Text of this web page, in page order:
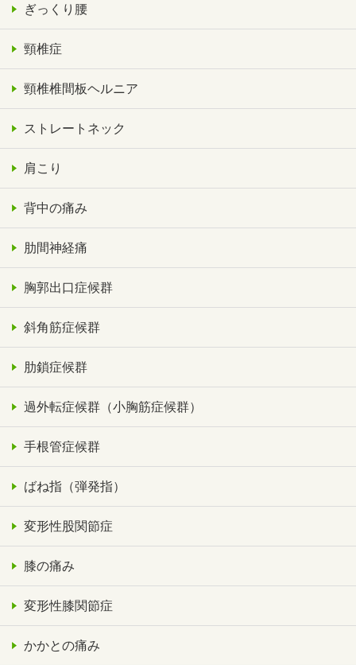
ぎっくり腰
頸椎症
頸椎椎間板ヘルニア
ストレートネック
肩こり
背中の痛み
肋間神経痛
胸郭出口症候群
斜角筋症候群
肋鎖症候群
過外転症候群（小胸筋症候群）
手根管症候群
ばね指（弾発指）
変形性股関節症
膝の痛み
変形性膝関節症
かかとの痛み